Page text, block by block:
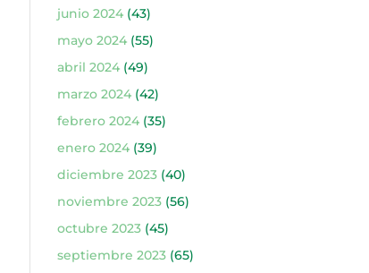
junio 2024(43)
mayo 2024(55)
abril 2024(49)
marzo 2024(42)
febrero 2024(35)
enero 2024(39)
diciembre 2023(40)
noviembre 2023(56)
octubre 2023(45)
septiembre 2023(65)